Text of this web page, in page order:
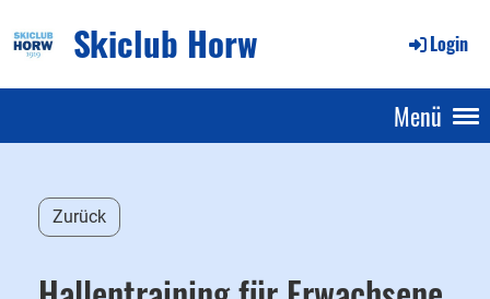
Skiclub Horw Login
Menü
Zurück